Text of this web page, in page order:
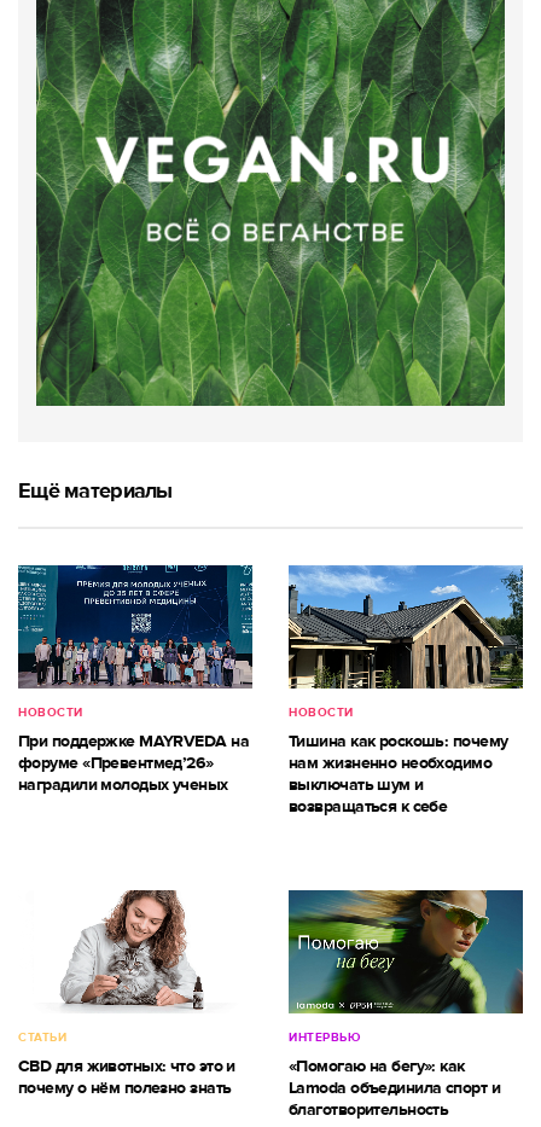
Ещё материалы
НОВОСТИ
При поддержке MAYRVEDA на
форуме «Превентмед’26»
наградили молодых ученых
НОВОСТИ
Тишина как роскошь: почему
нам жизненно необходимо
выключать шум и
возвращаться к себе
СТАТЬИ
CBD для животных: что это и
почему о нём полезно знать
ИНТЕРВЬЮ
«Помогаю на бегу»: как
Lamoda объединила спорт и
благотворительность